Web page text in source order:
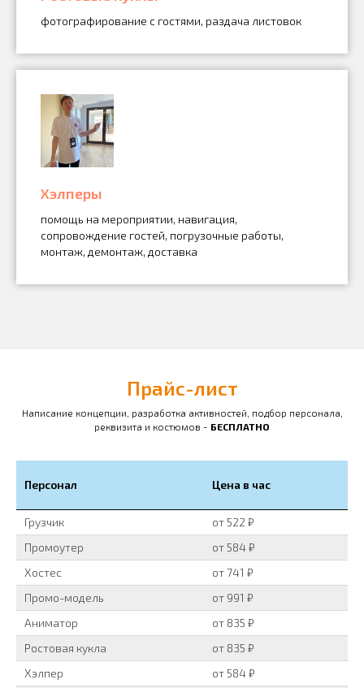
фотографирование с гостями, раздача листовок
Хэлперы
помощь на мероприятии, навигация,
сопровождение гостей, погрузочные работы,
монтаж, демонтаж, доставка
Прайс-лист
Написание концепции, разработка активностей, подбор персонала,
реквизита и костюмов - БЕСПЛАТНО
Персонал Цена в час
Грузчик
от 522 ₽
Промоутер
от 584 ₽
Хостес
от 741 ₽
Промо-модель
от 991 ₽
Аниматор
от 835 ₽
Ростовая кукла
от 835 ₽
Хэлпер
от 584 ₽